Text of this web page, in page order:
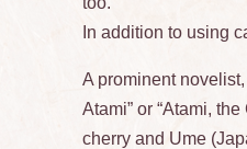
In addition to using
A prominent
Atami” or “Atami,
cherry and Ume